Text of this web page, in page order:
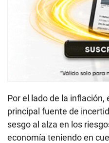
Por el lado de la inflación,
principal fuente de
sesgo al alza en los
economía teniendo en